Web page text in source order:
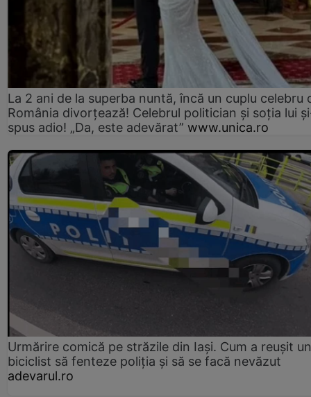
La 2 ani de la superba nuntă, încă un cuplu celebru
România divorțează! Celebrul politician și soția lui
spus adio! „Da, este adevărat” www.unica.ro
Urmărire comică pe străzile din Iași. Cum a reușit un
biciclist să fenteze poliția și să se facă nevăzut
adevarul.ro